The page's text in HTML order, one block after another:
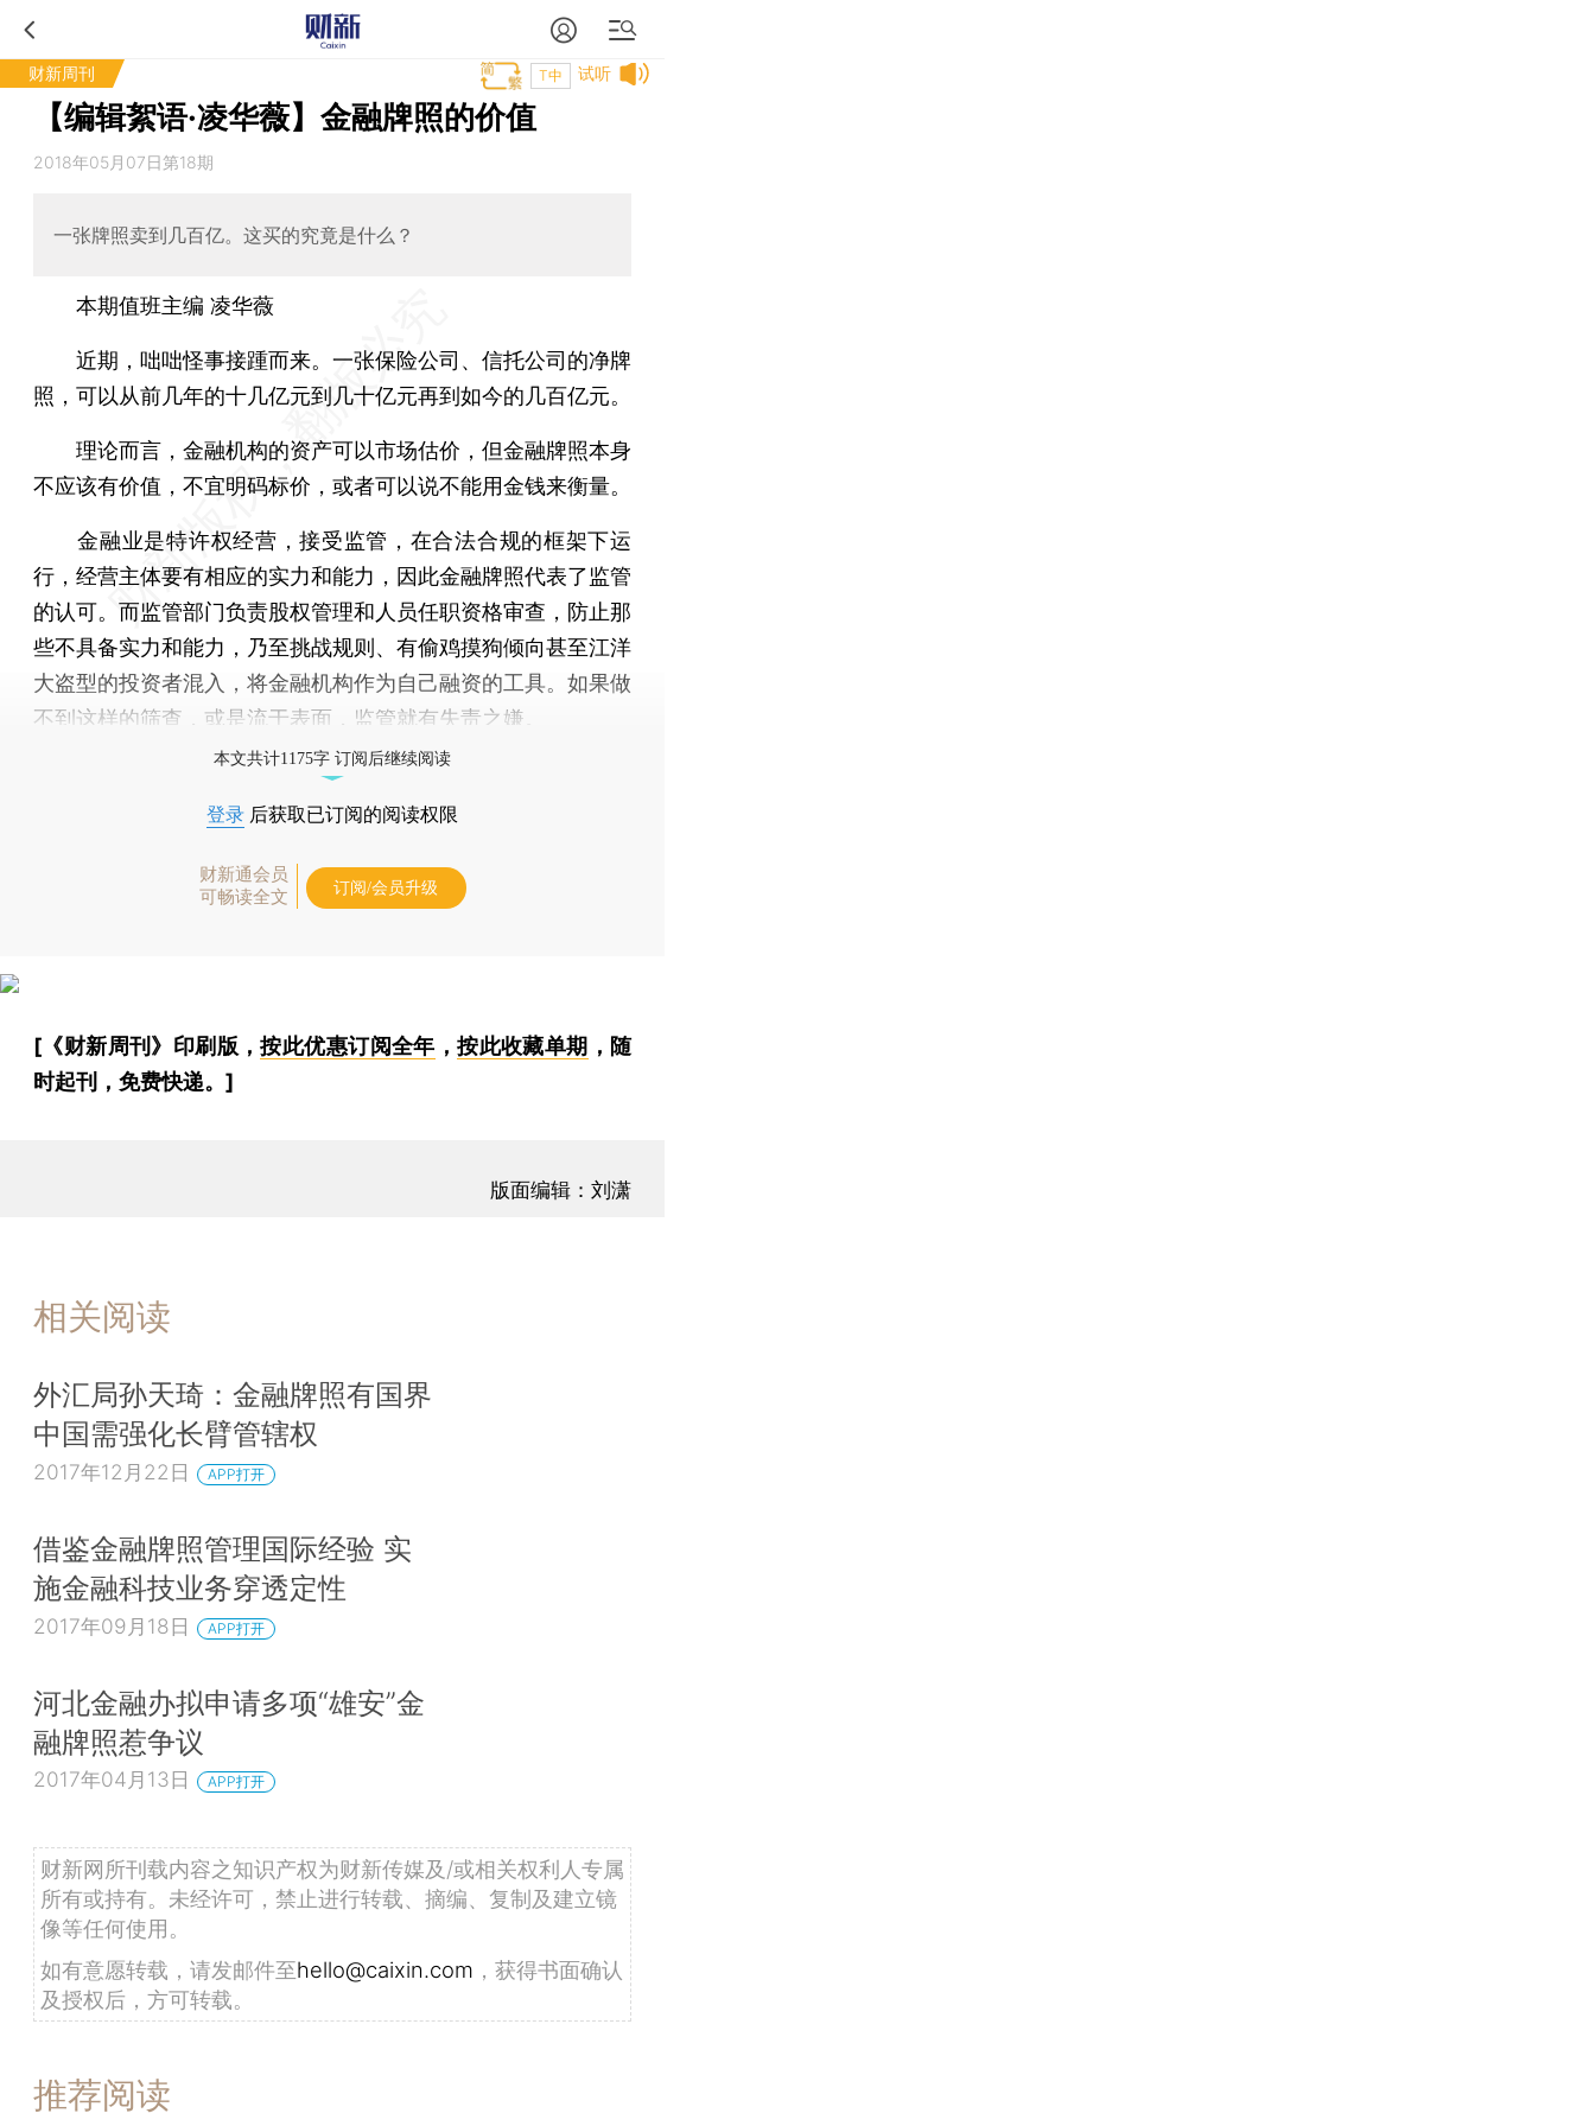
财新周刊 试听
T中
【编辑絮语·凌华薇】金融牌照的价值
2018年05月07日第18期
一张牌照卖到几百亿。这买的究竟是什么？
本期值班主编 凌华薇
近期，咄咄怪事接踵而来。一张保险公司、信托公司的净牌
照，可以从前几年的十几亿元到几十亿元再到如今的几百亿元。
理论而言，金融机构的资产可以市场估价，但金融牌照本身
不应该有价值，不宜明码标价，或者可以说不能用金钱来衡量。
金融业是特许权经营，接受监管，在合法合规的框架下运
行，经营主体要有相应的实力和能力，因此金融牌照代表了监管
的认可。而监管部门负责股权管理和人员任职资格审查，防止那
些不具备实力和能力，乃至挑战规则、有偷鸡摸狗倾向甚至江洋
大盗型的投资者混入，将金融机构作为自己融资的工具。如果做
不到这样的筛查，或是流于表面，监管就有失责之嫌。
本文共计1175字 订阅后继续阅读
登录 后获取已订阅的阅读权限
财新通会员
可畅读全文
订阅/会员升级
[《财新周刊》印刷版，按此优惠订阅全年 ，按此收藏单期 ，随
时起刊，免费快递。]
版面编辑：刘潇
相关阅读
外汇局孙天琦：金融牌照有国界
中国需强化长臂管辖权
2017年12月22日 APP打开
借鉴金融牌照管理国际经验 实
施金融科技业务穿透定性
2017年09月18日 APP打开
河北金融办拟申请多项“雄安”金
融牌照惹争议
2017年04月13日 APP打开
财新网所刊载内容之知识产权为财新传媒及/或相关权利人专属
所有或持有。未经许可，禁止进行转载、摘编、复制及建立镜
像等任何使用。
如有意愿转载，请发邮件至hello@caixin.com ，获得书面确认
及授权后，方可转载。
推荐阅读